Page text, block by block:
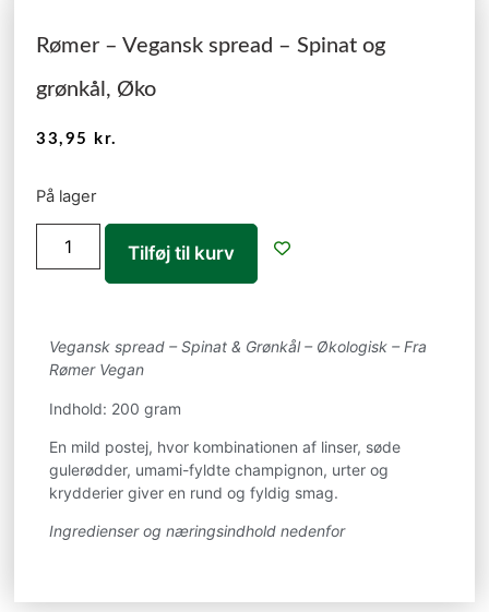
Rømer – Vegansk spread – Spinat og
grønkål, Øko
33,95 kr.
På lager
Tilføj til kurv
Vegansk spread – Spinat & Grønkål – Økologisk – Fra
Rømer Vegan
Indhold: 200 gram
En mild postej, hvor kombinationen af linser, søde
gulerødder, umami-fyldte champignon, urter og
krydderier giver en rund og fyldig smag.
Ingredienser og næringsindhold nedenfor